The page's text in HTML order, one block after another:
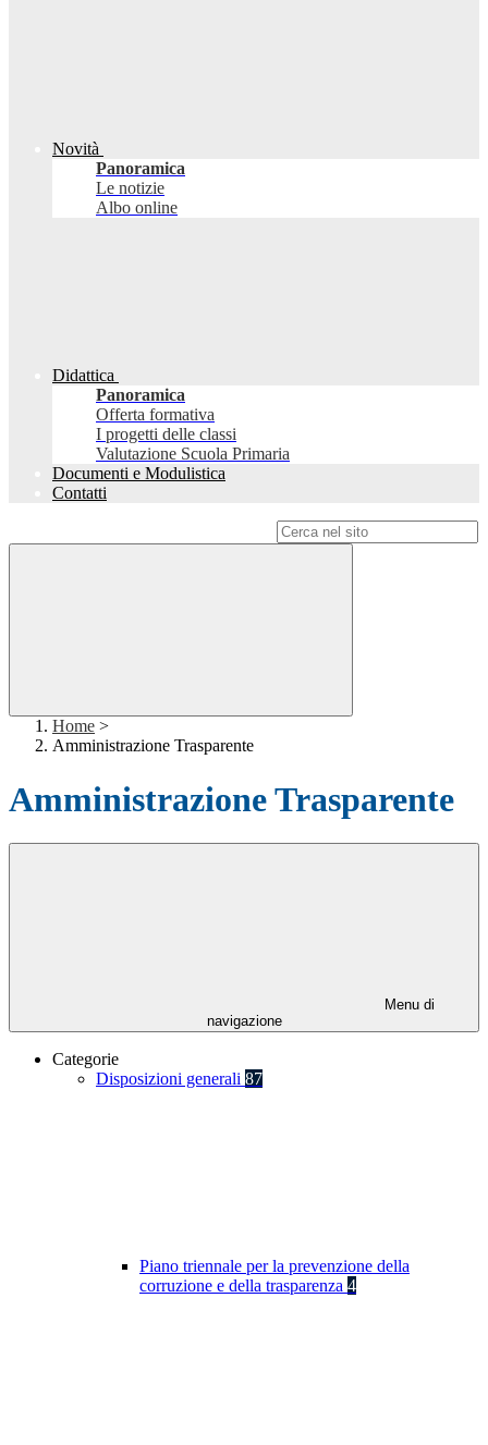
Novità
Panoramica
Le notizie
Albo online
Didattica
Panoramica
Offerta formativa
I progetti delle classi
Valutazione Scuola Primaria
Documenti e Modulistica
Contatti
Home >
Amministrazione Trasparente
Amministrazione Trasparente
Menu di
navigazione
Categorie
Disposizioni generali 87
Piano triennale per la prevenzione della
corruzione e della trasparenza 4